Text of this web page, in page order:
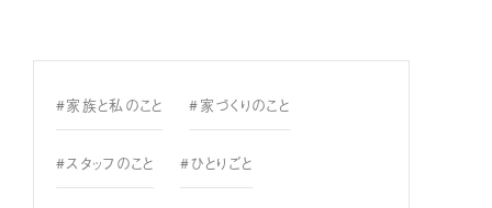
#家族と私のこと #家づくりのこと
#スタッフのこと #ひとりごと